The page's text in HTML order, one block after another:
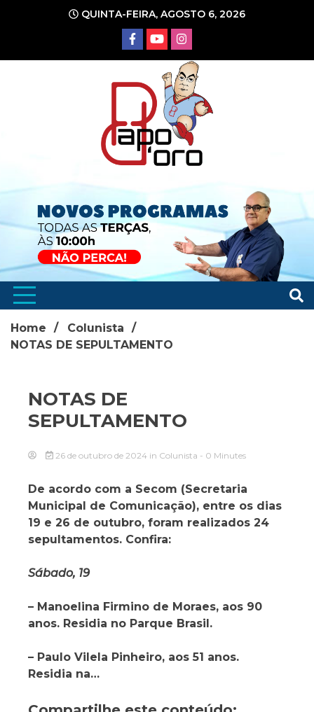
conteúdo
QUINTA-FEIRA, AGOSTO 6, 2026
Home
Colunista
NOTAS DE SEPULTAMENTO
NOTAS DE
SEPULTAMENTO
26 de outubro de 2024 in Colunista - 0 Minutes
De acordo com a Secom (Secretaria
Municipal de Comunicação), entre os dias
19 e 26 de outubro, foram realizados 24
sepultamentos. Confira:
Sábado, 19
– Manoelina Firmino de Moraes, aos 90
anos. Residia no Parque Brasil.
– Paulo Vilela Pinheiro, aos 51 anos.
Residia na…